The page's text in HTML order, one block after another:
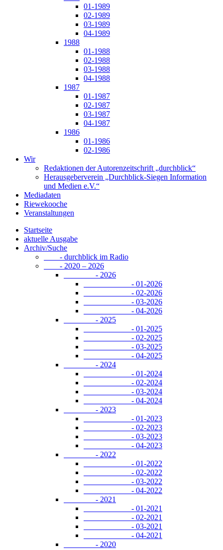
01-1989
02-1989
03-1989
04-1989
1988
01-1988
02-1988
03-1988
04-1988
1987
01-1987
02-1987
03-1987
04-1987
1986
01-1986
02-1986
Wir
Redaktionen der Autorenzeitschrift „durchblick“
Herausgeberverein „Durchblick-Siegen Information
und Medien e.V.“
Mediadaten
Riewekooche
Veranstaltungen
Startseite
aktuelle Ausgabe
Archiv/Suche
- durchblick im Radio
- 2020 – 2026
- 2026
- 01-2026
- 02-2026
- 03-2026
- 04-2026
- 2025
- 01-2025
- 02-2025
- 03-2025
- 04-2025
- 2024
- 01-2024
- 02-2024
- 03-2024
- 04-2024
- 2023
- 01-2023
- 02-2023
- 03-2023
- 04-2023
- 2022
- 01-2022
- 02-2022
- 03-2022
- 04-2022
- 2021
- 01-2021
- 02-2021
- 03-2021
- 04-2021
- 2020